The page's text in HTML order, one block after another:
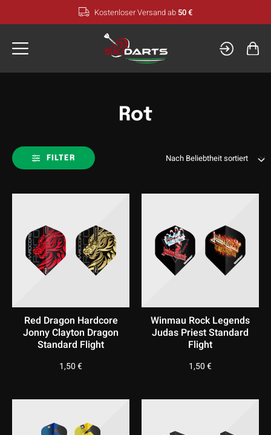
Inhalt
Kostenloser Versand ab 50 €
Rot
FILTER
Red Dragon Hardcore
Jonny Clayton Dragon
Standard Flight
1,50€
Winmau Rock Legends
Judas Priest Standard
Flight
1,50€